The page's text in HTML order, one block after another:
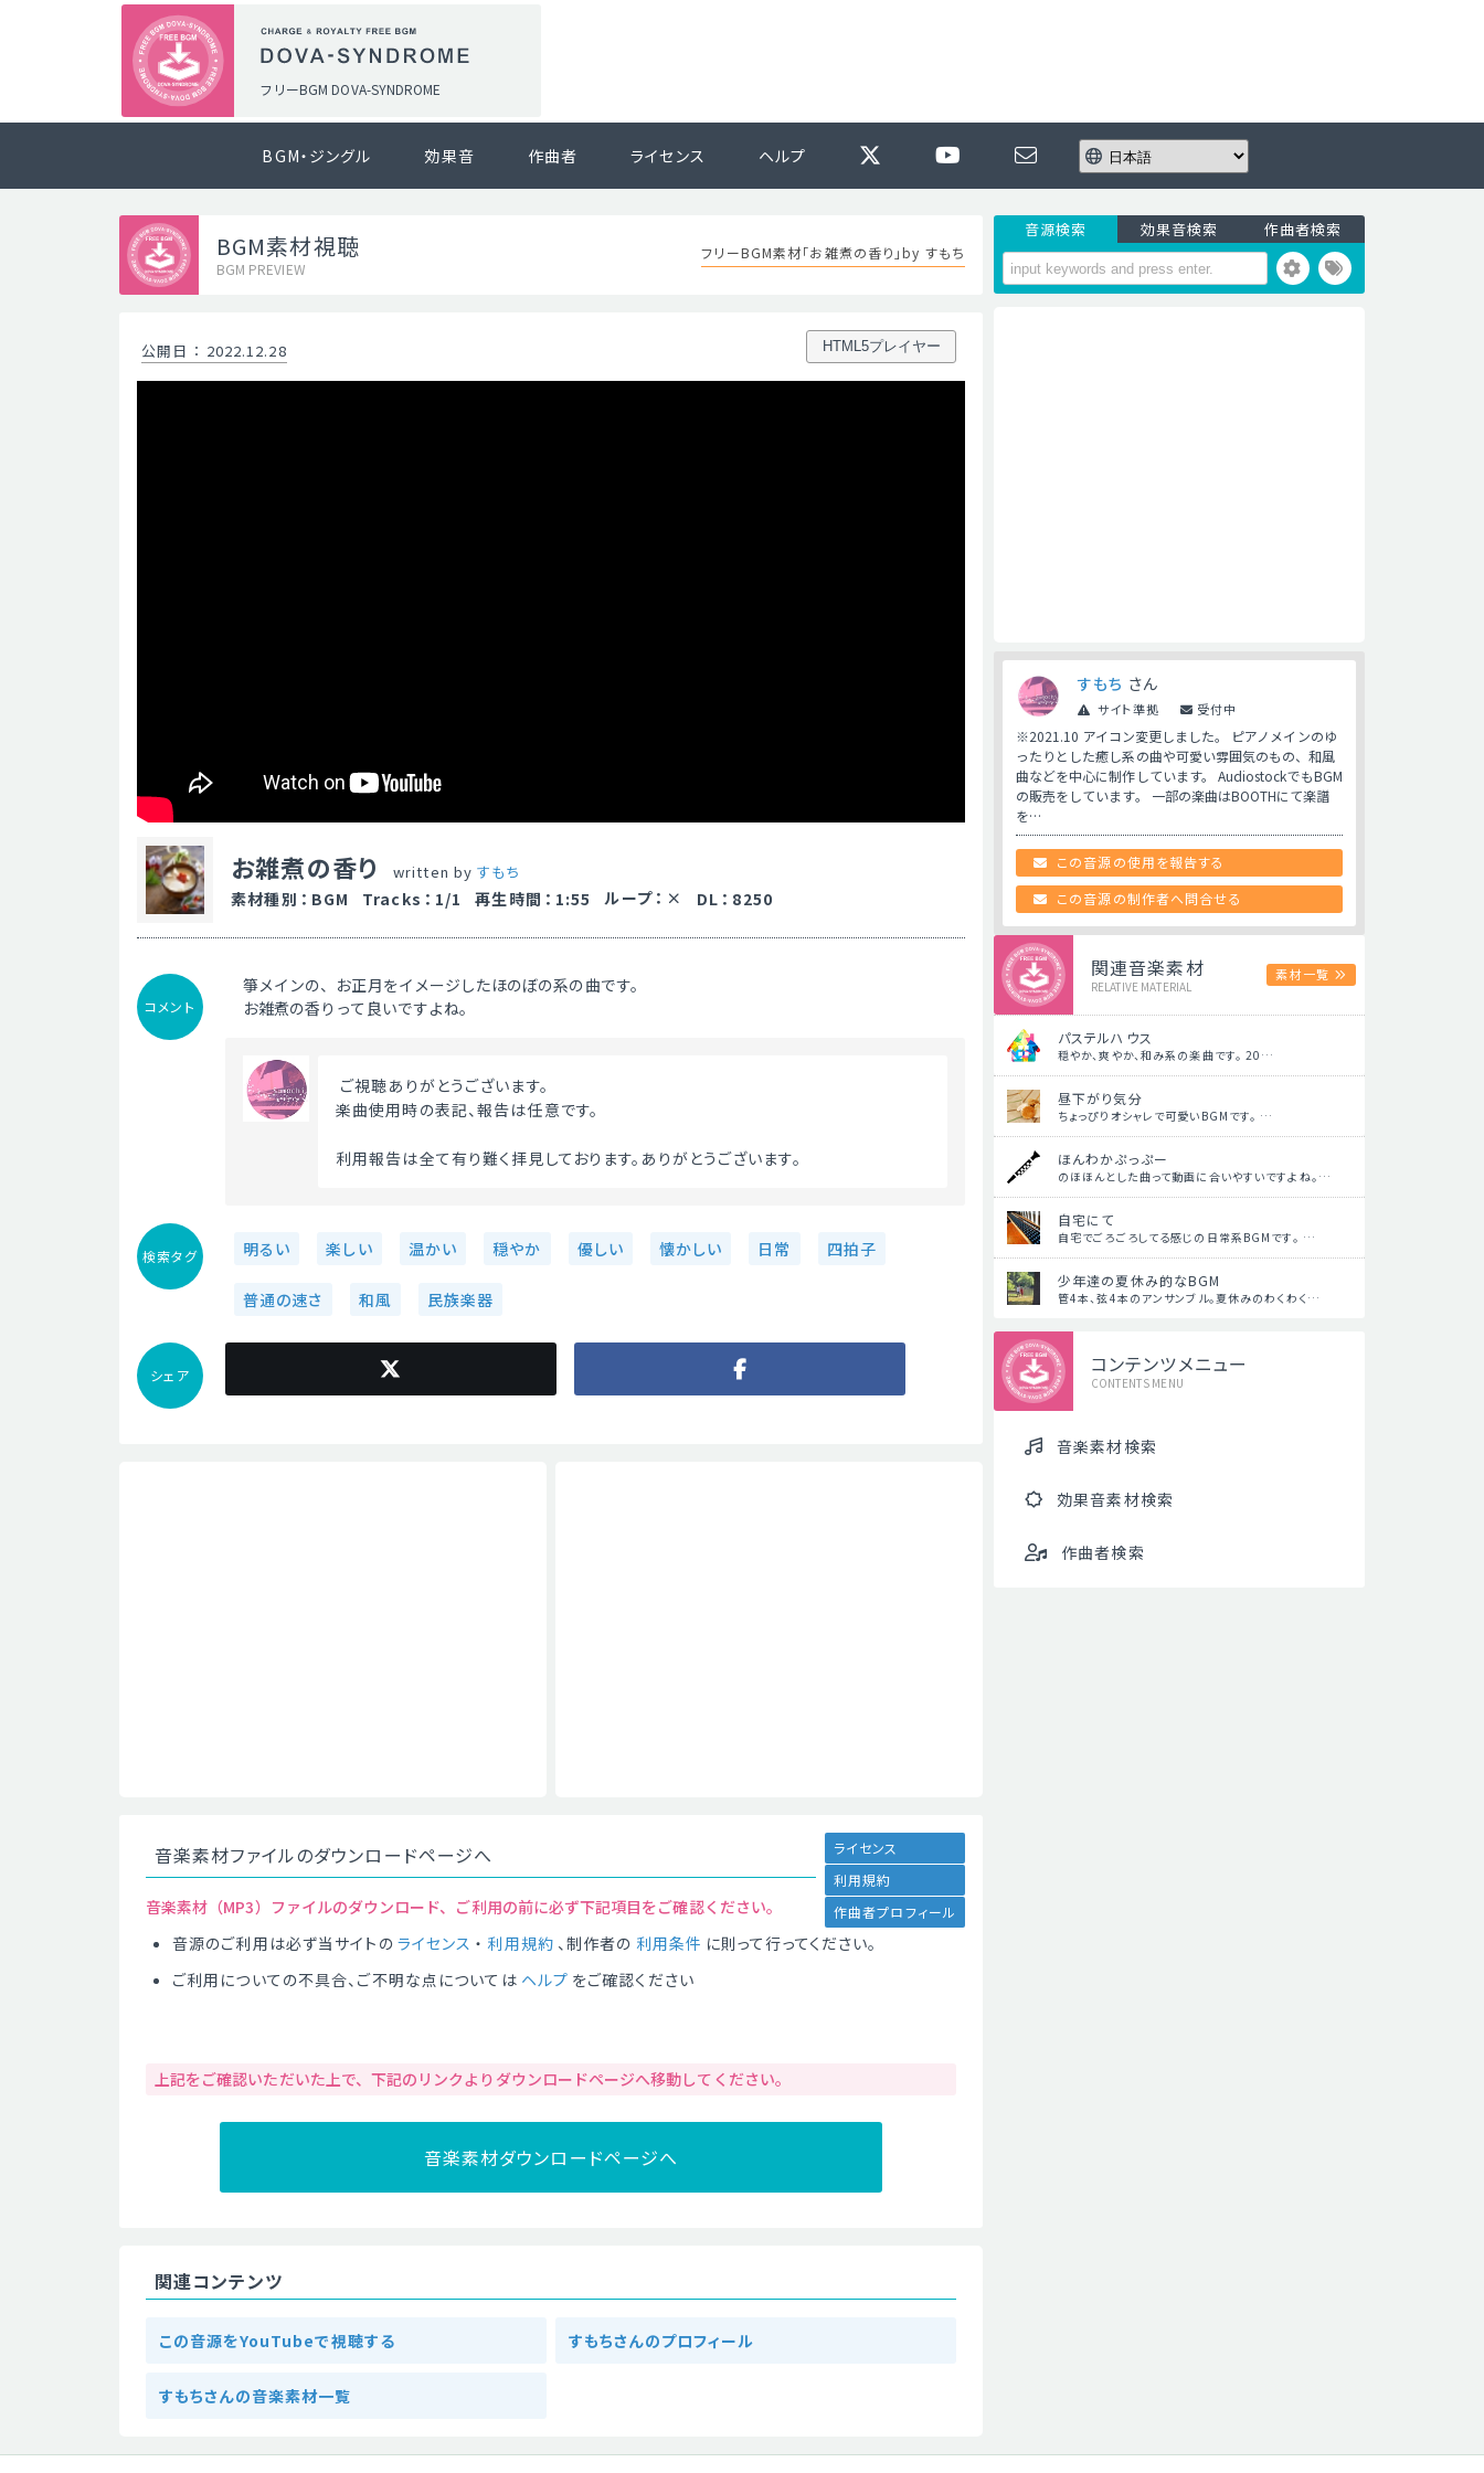
フリーBGM DOVA-SYNDROME
BGM・ジングル 効果音 作曲者 ライセンス ヘルプ
BGM素材視聴
BGM PREVIEW
フリーBGM素材「お雑煮の香り」by すもち
公開日 ： 2022.12.28 HTML5プレイヤー
お雑煮の香り written byすもち
素材種別 ： BGM Tracks ： 1/1 再生時間 ： 1:55 ループ ： DL ： 8250
コメント
箏メインの、お正月をイメージしたほのぼの系の曲です。
お雑煮の香りって良いですよね。
ご視聴ありがとうございます。
楽曲使用時の表記、報告は任意です。
利用報告は全て有り難く拝見しております。ありがとうございます。
検索タグ 明るい 楽しい 温かい 穏やか 優しい 懐かしい 日常 四拍子
普通の速さ 和風 民族楽器
シェア
音楽素材ファイルのダウンロードページへ
ライセンス
利用規約
作曲者プロフィール
音楽素材（MP3）ファイルのダウンロード、ご利用の前に必ず下記項目をご確認ください。
音源のご利用は必ず当サイトの ライセンス ・ 利用規約 、制作者の 利用条件 に則って行ってください。
ご利用についての不具合、ご不明な点については ヘルプ をご確認ください
上記をご確認いただいた上で、下記のリンクよりダウンロードページへ移動してください。
音楽素材ダウンロードページへ
関連コンテンツ
この音源をYouTubeで視聴する すもちさんのプロフィール
すもちさんの音楽素材一覧
音源検索 効果音検索 作曲者検索
すもち さん
サイト準拠 受付中
※2021.10 アイコン変更しました。 ピアノメインのゆ
ったりとした癒し系の曲や可愛い雰囲気のもの、和風
曲などを中心に制作しています。 AudiostockでもBGM
の販売をしています。 一部の楽曲はBOOTHにて楽譜
を…
この音源の使用を報告する
この音源の制作者へ問合せる
関連音楽素材
RELATIVE MATERIAL
素材一覧
パステルハウス
穏やか、爽やか、和み系の楽曲です。 20…
昼下がり気分
ちょっぴりオシャレで可愛いBGMです。 …
ほんわかぷっぷー
のほほんとした曲って動画に合いやすいですよね。…
自宅にて
自宅でごろごろしてる感じの日常系BGMです。 …
少年達の夏休み的なBGM
管4本、弦4本のアンサンブル。夏休みのわくわく…
コンテンツメニュー
CONTENTS MENU
音楽素材検索
効果音素材検索
作曲者検索